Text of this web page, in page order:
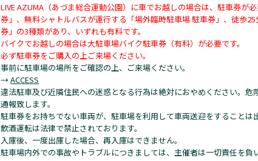
LIVE AZUMA（あづま総合運動公園）に車でお越しの場合は、駐車券が
券」、無料シャトルバスが運行する「場外臨時駐車場 駐車券」、徒歩
券」の3種類があり、いずれも有料です。
バイクでお越しの場合は大駐車場バイク駐車券（有料）が必要です。
必ず駐車券をご購入の上ご来場ください。
事前に駐車場の場所をご確認の上、ご来場ください。
→ACCESS
違法駐車及び近隣住民への迷惑となる行為は絶対におやめください。
通報致します。
駐車券をお持ちでない車両が、駐車場を利用して車両送迎をすることは
飲酒運転は法律で禁止されております。
入庫後、一度出庫した場合、再入庫はできません。
駐車場内外での事故やトラブルにつきましては、主催者は一切責任を負